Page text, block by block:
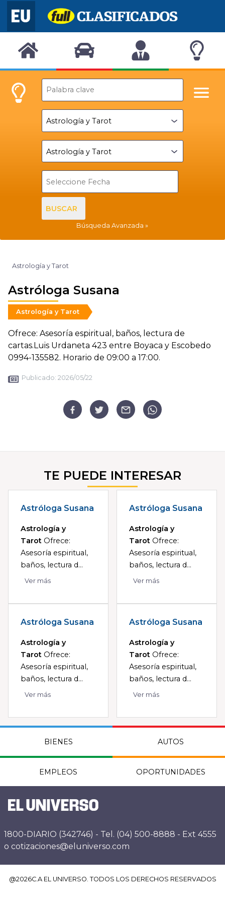
BUSCAR
Búsqueda Avanzada
Astrología y Tarot
Astróloga Susana
Astrología y Tarot
Ofrece: Asesoría espiritual, baños, lectura de
cartas.Luis Urdaneta 423 entre Boyaca y Escobedo
0994-135582. Horario de 09:00 a 17:00.
Publicado: 2026/05/22
TE PUEDE INTERESAR
Astróloga Susana
Astrología y
Tarot Ofrece:
Asesoría espiritual,
baños, lectura d...
Ver más
Astróloga Susana
Astrología y
Tarot Ofrece:
Asesoría espiritual,
baños, lectura d...
Ver más
Astróloga Susana
Astrología y
Tarot Ofrece:
Asesoría espiritual,
baños, lectura d...
Ver más
Astróloga Susana
Astrología y
Tarot Ofrece:
Asesoría espiritual,
baños, lectura d...
Ver más
BIENES AUTOS
EMPLEOS OPORTUNIDADES
1800-DIARIO (342746) - Tel. (04) 500-8888 - Ext 4555
o cotizaciones@eluniverso.com
@2026C.A EL UNIVERSO. TODOS LOS DERECHOS RESERVADOS